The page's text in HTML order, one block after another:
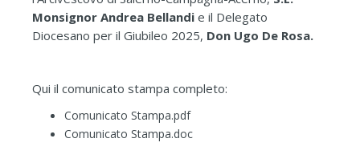
Monsignor Andrea Bellandi e il Delegato
Diocesano per il Giubileo 2025, Don Ugo De Rosa.
Qui il comunicato stampa completo:
Comunicato Stampa.pdf
Comunicato Stampa.doc